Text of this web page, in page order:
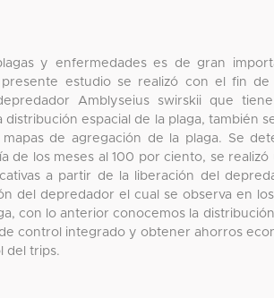
y enfermedades es de gran
estudio se realizó con el fin de
Amblyseius swirskii que
espacial de la plaga, también
de agregación de la plaga. Se
de los meses al 100 por ciento, se realizó
a partir de la liberación del
del depredador el cual se observa en
con lo anterior conocemos la
control integrado y obtener ahorros
del trips.